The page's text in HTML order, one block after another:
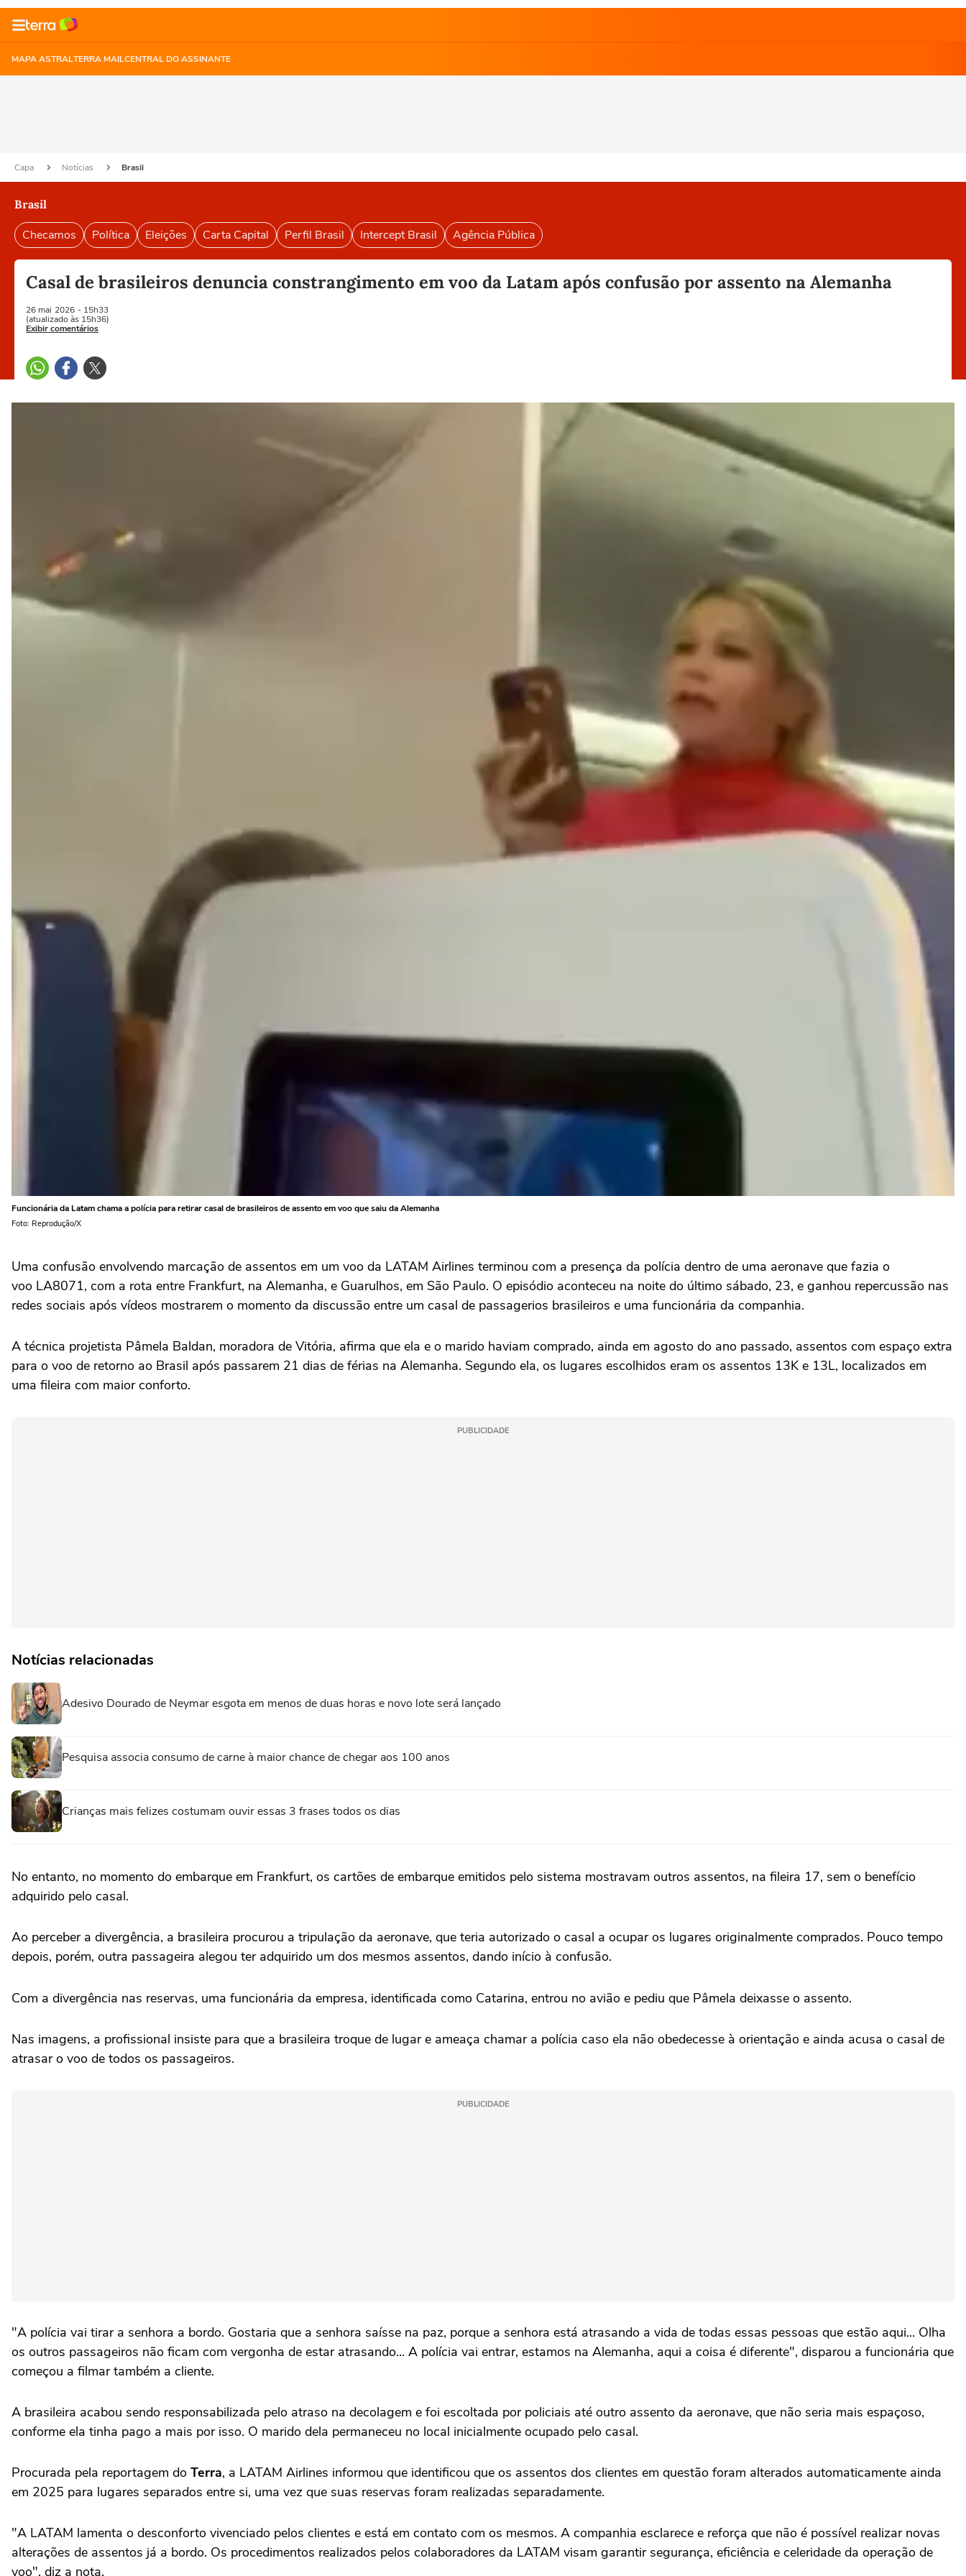
MAPA ASTRALTERRA MAILCENTRAL DO ASSINANTE
Capa Notícias Brasil
Brasil
Checamos Política Eleições Carta Capital Perfil Brasil Intercept Brasil Agência Pública
Casal de brasileiros denuncia constrangimento em voo da Latam após confusão por assento na Alemanha
26 mai 2026 - 15h33
(atualizado às 15h36)
Exibir comentários
Funcionária da Latam chama a polícia para retirar casal de brasileiros de assento em voo que saiu da Alemanha
Foto: Reprodução/X
Uma confusão envolvendo marcação de assentos em um voo da LATAM Airlines terminou com a presença da polícia dentro de uma aeronave que fazia o
voo LA8071, com a rota entre Frankfurt, na Alemanha, e Guarulhos, em São Paulo. O episódio aconteceu na noite do último sábado, 23, e ganhou repercussão nas
redes sociais após vídeos mostrarem o momento da discussão entre um casal de passagerios brasileiros e uma funcionária da companhia.
A técnica projetista Pâmela Baldan, moradora de Vitória, afirma que ela e o marido haviam comprado, ainda em agosto do ano passado, assentos com espaço extra
para o voo de retorno ao Brasil após passarem 21 dias de férias na Alemanha. Segundo ela, os lugares escolhidos eram os assentos 13K e 13L, localizados em
uma fileira com maior conforto.
PUBLICIDADE
Notícias relacionadas
Adesivo Dourado de Neymar esgota em menos de duas horas e novo lote será lançado
Pesquisa associa consumo de carne à maior chance de chegar aos 100 anos
Crianças mais felizes costumam ouvir essas 3 frases todos os dias
No entanto, no momento do embarque em Frankfurt, os cartões de embarque emitidos pelo sistema mostravam outros assentos, na fileira 17, sem o benefício
adquirido pelo casal.
Ao perceber a divergência, a brasileira procurou a tripulação da aeronave, que teria autorizado o casal a ocupar os lugares originalmente comprados. Pouco tempo
depois, porém, outra passageira alegou ter adquirido um dos mesmos assentos, dando início à confusão.
Com a divergência nas reservas, uma funcionária da empresa, identificada como Catarina, entrou no avião e pediu que Pâmela deixasse o assento.
Nas imagens, a profissional insiste para que a brasileira troque de lugar e ameaça chamar a polícia caso ela não obedecesse à orientação e ainda acusa o casal de
atrasar o voo de todos os passageiros.
PUBLICIDADE
"A polícia vai tirar a senhora a bordo. Gostaria que a senhora saísse na paz, porque a senhora está atrasando a vida de todas essas pessoas que estão aqui... Olha
os outros passageiros não ficam com vergonha de estar atrasando... A polícia vai entrar, estamos na Alemanha, aqui a coisa é diferente", disparou a funcionária que
começou a filmar também a cliente.
A brasileira acabou sendo responsabilizada pelo atraso na decolagem e foi escoltada por policiais até outro assento da aeronave, que não seria mais espaçoso,
conforme ela tinha pago a mais por isso. O marido dela permaneceu no local inicialmente ocupado pelo casal.
Procurada pela reportagem do Terra, a LATAM Airlines informou que identificou que os assentos dos clientes em questão foram alterados automaticamente ainda
em 2025 para lugares separados entre si, uma vez que suas reservas foram realizadas separadamente.
"A LATAM lamenta o desconforto vivenciado pelos clientes e está em contato com os mesmos. A companhia esclarece e reforça que não é possível realizar novas
alterações de assentos já a bordo. Os procedimentos realizados pelos colaboradores da LATAM visam garantir segurança, eficiência e celeridade da operação de
voo", diz a nota.